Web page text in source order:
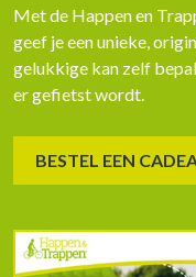
Met de Happen en
geef je een unieke,
gelukkige kan zelf
er gefietst wordt.
BESTEL EEN